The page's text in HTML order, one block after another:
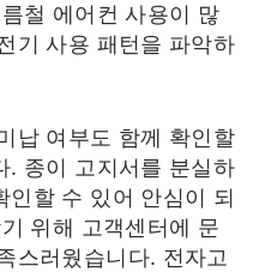
철 에어컨 사용이 많
기 사용 패턴을 파악하
납 여부도 함께 확인할
. 종이 고지서를 분실하
인할 수 있어 안심이 되
위해 고객센터에 문
스러웠습니다. 전자고